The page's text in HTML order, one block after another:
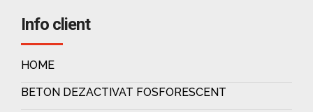
Info client
HOME
BETON DEZACTIVAT FOSFORESCENT